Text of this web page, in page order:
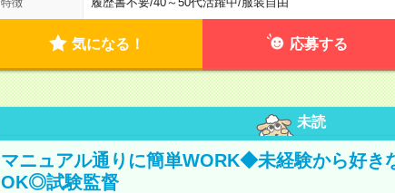
気になる！ 応募する
未読
マニュアル通りに簡単WORK◆未経験から好き
OK◎試験監督